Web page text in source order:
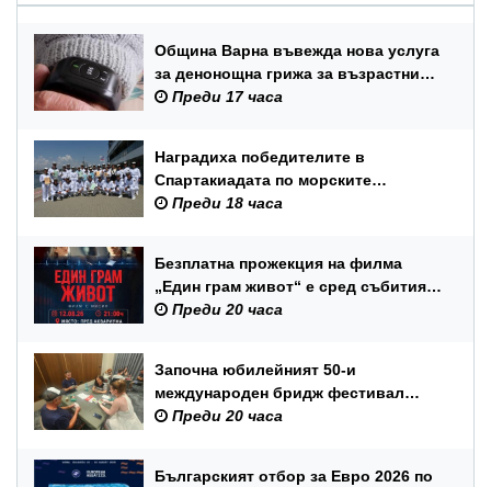
Община Варна въвежда нова услуга
за денонощна грижа за възрастни
хора и лица с трайни увреждания
Преди 17 часа
Наградиха победителите в
Спартакиадата по морските
спортове на Военноморските сили
Преди 18 часа
Безплатна прожекция на филма
„Един грам живот“ е сред събитията
за Международния ден на младежта
Преди 20 часа
Започна юбилейният 50-и
международен бридж фестивал
„Варна“
Преди 20 часа
Българският отбор за Евро 2026 по